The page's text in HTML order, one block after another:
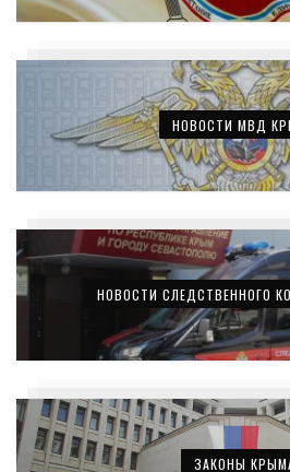
НОВОСТИ МВД
НОВОСТИ СЛЕДСТВЕННОГО
ЗАКОНЫ